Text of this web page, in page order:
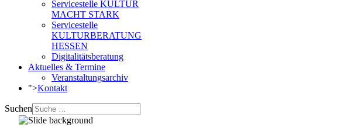
Servicestelle KULTUR
MACHT STARK
Servicestelle
KULTURBERATUNG
HESSEN
Digitalitätsberatung
Aktuelles & Termine
Veranstaltungsarchiv
">Kontakt
Suchen